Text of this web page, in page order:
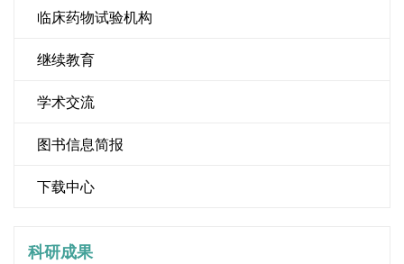
临床药物试验机构
继续教育
学术交流
图书信息简报
下载中心
科研成果